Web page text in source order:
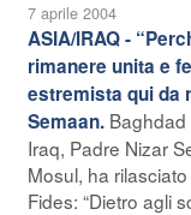
7 aprile 2004
ASIA/IRAQ -
rimanere unita e
estremista qui da
Semaan. Baghdad
Iraq, Padre Nizar
Mosul, ha
Fides: “Dietro agli